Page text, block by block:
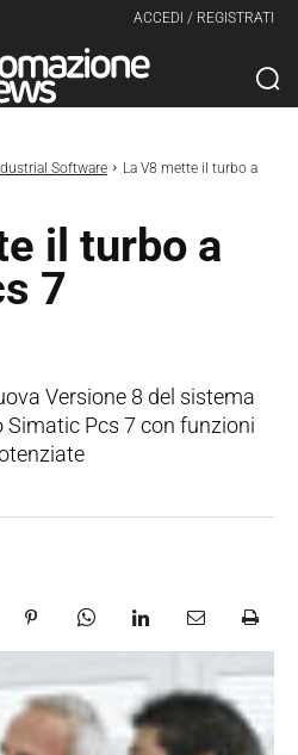
ACCEDI / REGISTRATI
Software
La V8 mette il turbo a
il turbo a
7
Versione 8 del sistema
Pcs 7 con funzioni